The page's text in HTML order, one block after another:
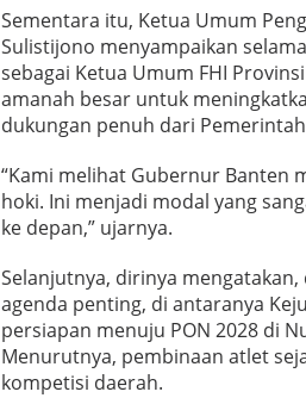
H
o
k
i
Sementara itu, Ketua Umum
Sulistijono menyampaikan
sebagai Ketua Umum FHI
amanah besar untuk
dukungan penuh dari
“Kami melihat Gubernur Banten
hoki. Ini menjadi modal yang
ke depan,” ujarnya.
Selanjutnya, dirinya
agenda penting, di antaranya
persiapan menuju PON 2028 di
Menurutnya, pembinaan atlet
kompetisi daerah.